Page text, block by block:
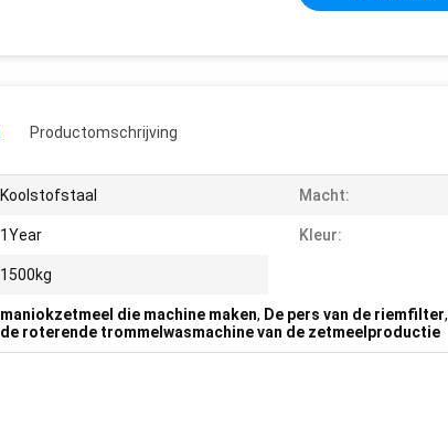
Productomschrijving
Koolstofstaal Macht:
1Year Kleur:
1500kg
maniokzetmeel die machine maken, De pers van de riemfilter,
de roterende trommelwasmachine van de zetmeelproductie